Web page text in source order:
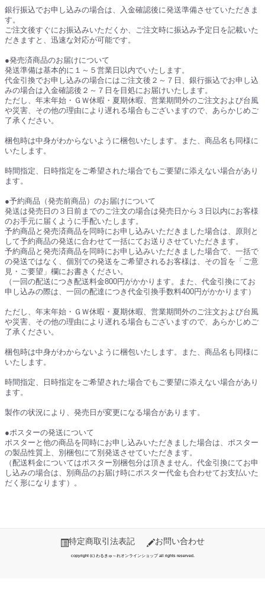
銀行振込でお申し込みの場合は、入金確認後に発送準備させていただきま
す。
ご注文後すぐにお振込みいただくか、ご注文時に振込み予定日を記載いた
だきますと、迅速な対応が可能です。
●発売済商品のお届けについて
発送準備は基本的に１～５営業日以内でいたします。
代金引換でお申し込みの場合にはご注文後２～７日、銀行振込でお申し込
みの場合は入金確認後２～７日を目処にお届けいたします。
ただし、年末年始・ＧＷ休暇・夏期休暇、営業期間外のご注文および台風
や災害、その他の理由により遅れる場合もございますので、あらかじめご
了承ください。
梱包時は中身がわからないように梱包いたします。また、商品名も同様に
いたします。
時間指定、日時指定をご希望された場合でもご要望に添えない場合があり
ます。
●予約商品（発売前商品）のお届けについて
発送は発売日の３日前までのご注文の場合は発売日から３日以内にお客様
のお手元に届くように手配いたします。
予約商品と発売済商品を同時にお申し込みいただきました場合は、原則と
して予約商品の発送に合わせて一括にてお送りさせていただきます。
予約商品と発売済商品を同時にお申し込みいただきました場合で、一括で
の発送ではなく、個別での発送をご希望されるお客様は、その旨を「ご意
見・ご要望」欄にお書きください。
（一回の配送につき配送料金800円がかかります。また、代金引換にてお
申し込みの際は、一回の配達につき代金引換手数料400円がかかります）
ただし、年末年始・ＧＷ休暇・夏期休暇、営業期間外のご注文および台風
や災害、その他の理由により遅れる場合もございますので、あらかじめご
了承ください。
梱包時は中身がわからないように梱包いたします。また、商品名も同様に
いたします。
時間指定、日時指定をご希望された場合でもご要望に添えない場合があり
ます。
製作の状況により、発売日が変更になる場合があります。
●ポスターの発送について
ポスターと他の商品を同時にお申し込みいただきました場合は、ポスター
の製品性質上、別梱包にて別発送させていただきます。
（配送料金についてはポスター別梱包分は頂きません。代金引換にてお申
し込みの場合は、別商品のお届け時にポスター代金も合わせてお支払いた
だく形になります）。
特定商取引法表記 お問い合わせ
copyright (c) わるきゅ～れオンラインショップ all rights reserved.